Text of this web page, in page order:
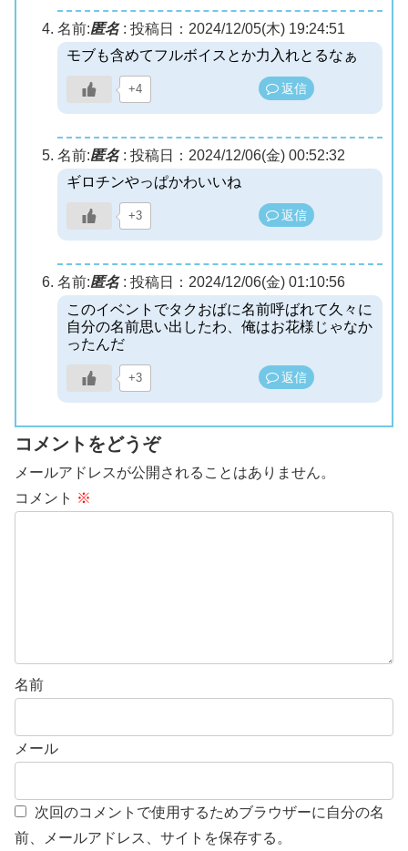
名前:匿名: 投稿日：2024/12/05(木) 19:24:51
モブも含めてフルボイスとか力入れとるなぁ
+4 返信
名前:匿名: 投稿日：2024/12/06(金) 00:52:32
ギロチンやっぱかわいいね
+3 返信
名前:匿名: 投稿日：2024/12/06(金) 01:10:56
このイベントでタクおばに名前呼ばれて久々に
自分の名前思い出したわ、俺はお花様じゃなか
ったんだ
+3 返信
コメントをどうぞ
メールアドレスが公開されることはありません。
コメント ※
名前
メール
次回のコメントで使用するためブラウザーに自分の名
前、メールアドレス、サイトを保存する。